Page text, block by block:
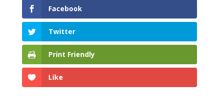
Facebook
Twitter
Print Friendly
Like